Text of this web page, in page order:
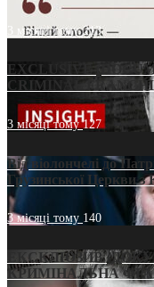
3 місяці тому213
EXCLUSIVE
CRIMINAL
3 місяці тому127
Від віолончелі до
Грузинської Церкви
3 місяці тому 140
ЕКСКЛЮЗИВ
КРИМІНАЛЬНА